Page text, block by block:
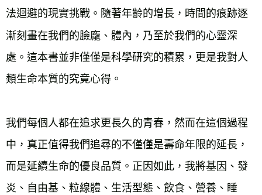
法迴避的現實挑戰。隨著年齡的增長，時間的痕跡逐
漸刻畫在我們的臉龐、體內，乃至於我們的心靈深
處。這本書並非僅僅是科學研究的積累，更是我對人
類生命本質的究竟心得。
我們每個人都在追求更長久的青春，然而在這個過程
中，真正值得我們追尋的不僅僅是壽命年限的延長，
而是延續生命的優良品質。正因如此，我將基因、發
炎、自由基、粒線體、生活型態、飲食、營養、睡